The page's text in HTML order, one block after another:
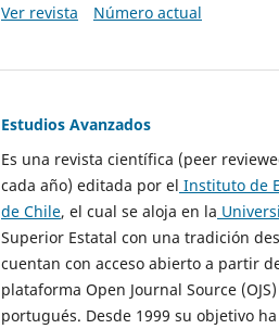
Ver revista
Número actual
Estudios Avanzados
Es una revista científica (peer
cada año) editada por el Instituto de
de Chile, el cual se aloja en la
Superior Estatal con una tradición
cuentan con acceso abierto a partir
plataforma Open Journal Source
portugués. Desde 1999 su objetivo